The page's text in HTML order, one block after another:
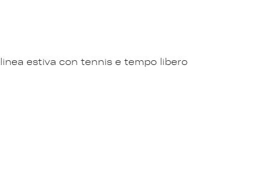
estiva con tennis e tempo libero